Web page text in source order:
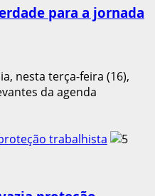
para a jornada
nesta terça-feira (16),
da agenda
trabalhista